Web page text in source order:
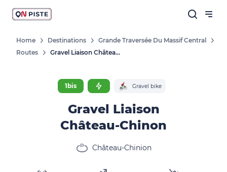
Home Destinations
Grande Traversée Du Massif Central
Routes
Gravel Liaison Château-Chinon
1bis Gravel bike
Gravel Liaison
Château-Chinon
Château-Chinion